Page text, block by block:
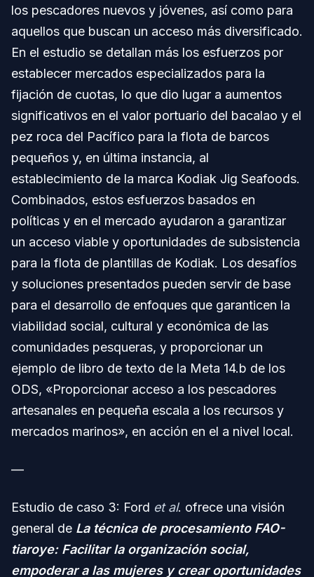
los pescadores nuevos y jóvenes, así como para
aquellos que buscan un acceso más diversificado.
En el estudio se detallan más los esfuerzos por
establecer mercados especializados para la
fijación de cuotas, lo que dio lugar a aumentos
significativos en el valor portuario del bacalao y el
pez roca del Pacífico para la flota de barcos
pequeños y, en última instancia, al
establecimiento de la marca Kodiak Jig Seafoods.
Combinados, estos esfuerzos basados en
políticas y en el mercado ayudaron a garantizar
un acceso viable y oportunidades de subsistencia
para la flota de plantillas de Kodiak. Los desafíos
y soluciones presentados pueden servir de base
para el desarrollo de enfoques que garanticen la
viabilidad social, cultural y económica de las
comunidades pesqueras, y proporcionar un
ejemplo de libro de texto de la Meta 14.b de los
ODS, «Proporcionar acceso a los pescadores
artesanales en pequeña escala a los recursos y
mercados marinos», en acción en el a nivel local.
—
Estudio de caso 3: Ford et al. ofrece una visión
general de La técnica de procesamiento FAO-
tiaroye: Facilitar la organización social,
empoderar a las mujeres y crear oportunidades